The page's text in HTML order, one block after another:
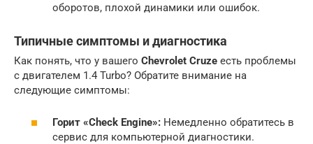
оборотов, плохой динамики или ошибок.
Типичные симптомы и диагностика
Как понять, что у вашего Chevrolet Cruze есть проблемы
с двигателем 1.4 Turbo? Обратите внимание на
следующие симптомы:
Горит «Check Engine»: Немедленно обратитесь в
сервис для компьютерной диагностики.